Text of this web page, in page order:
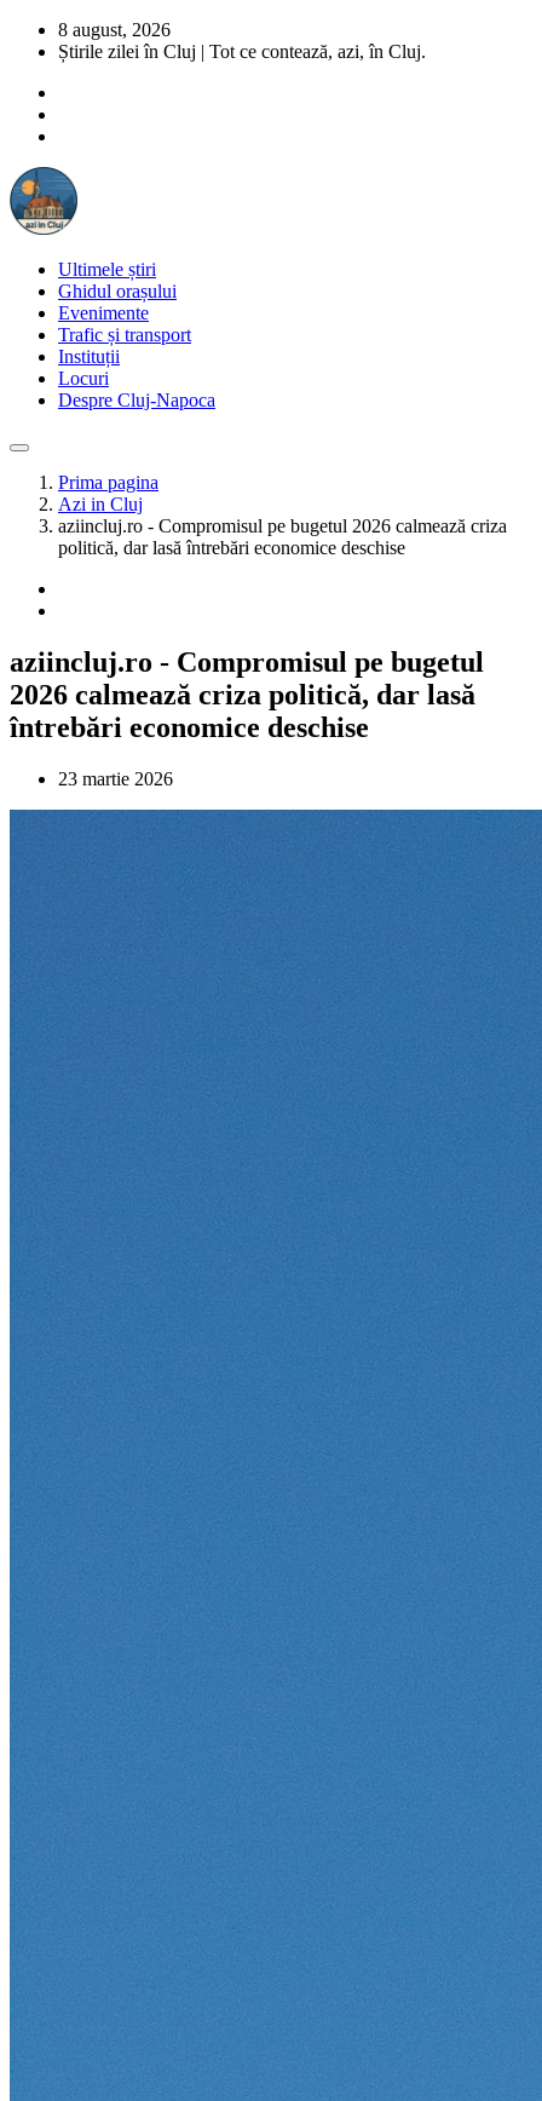
8 august, 2026
Știrile zilei în Cluj | Tot ce contează, azi, în Cluj.
Ultimele știri
Ghidul orașului
Evenimente
Trafic și transport
Instituții
Locuri
Despre Cluj-Napoca
Prima pagina
Azi in Cluj
aziincluj.ro - Compromisul pe bugetul 2026 calmează criza
politică, dar lasă întrebări economice deschise
aziincluj.ro - Compromisul pe bugetul
2026 calmează criza politică, dar lasă
întrebări economice deschise
23 martie 2026